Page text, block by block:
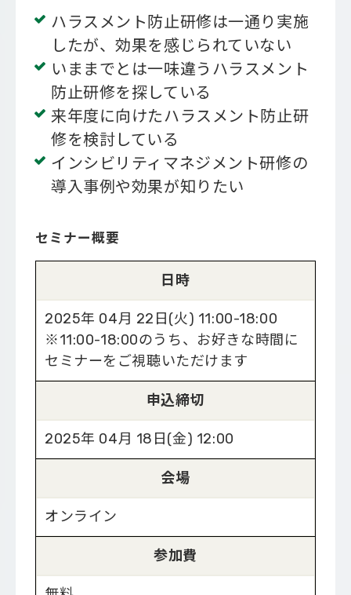
ハラスメント防止研修は一通り実施
したが、効果を感じられていない
いままでとは一味違うハラスメント
防止研修を探している
来年度に向けたハラスメント防止研
修を検討している
インシビリティマネジメント研修の
導入事例や効果が知りたい
セミナー概要
日時
2025年 04月 22日(火) 11:00-18:00
※11:00-18:00のうち、お好きな時間に
セミナーをご視聴いただけます
申込締切
2025年 04月 18日(金) 12:00
会場
オンライン
参加費